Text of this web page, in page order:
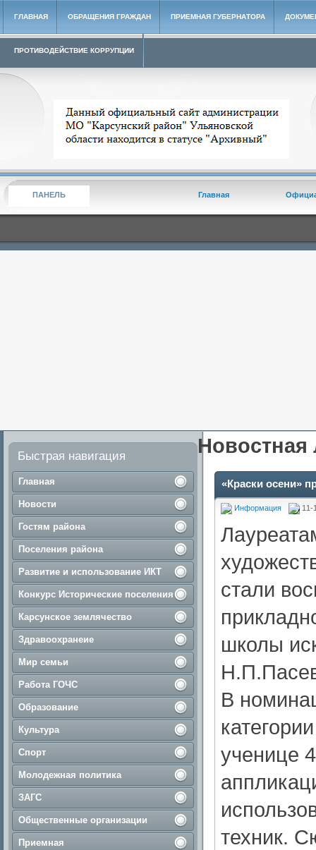
ГЛАВНАЯ ОБРАЩЕНИЯ ГРАЖДАН ПРИЕМНАЯ ГУБЕРНАТОРА
ПРОТИВОДЕЙСТВИЕ КОРРУПЦИИ
Архивный сайт администрации МО "Карсунский район"
ПАНЕЛЬ Главная
Быстрая навигация
Главная
Новости
Гостям района
Поселения района
Развитие и использование ИКТ
Конкурс Исторические поселения
Карсунское землячество
Здравоохранеие
Мир семьи
Работа ГОЧС
Образование
Культура
Спорт
Молодежная политика
ЗАГС
Общественные организации
Приемная
Новостная
«Краски осени»
Информация 11-
стали
школы
В
ученице
техник.